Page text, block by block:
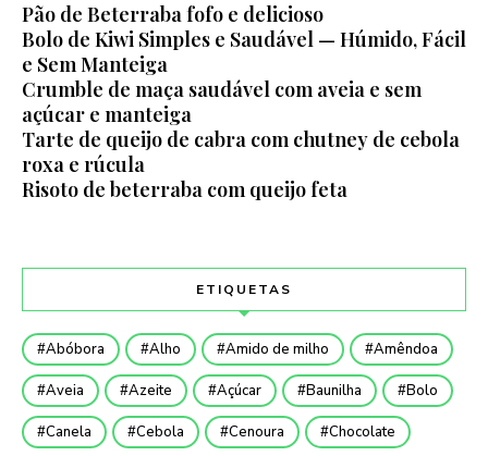
Pão de Beterraba fofo e delicioso
Bolo de Kiwi Simples e Saudável — Húmido, Fácil
e Sem Manteiga
Crumble de maça saudável com aveia e sem
açúcar e manteiga
Tarte de queijo de cabra com chutney de cebola
roxa e rúcula
Risoto de beterraba com queijo feta
ETIQUETAS
Abóbora Alho Amido de milho Amêndoa
Aveia Azeite Açúcar Baunilha Bolo
Canela Cebola Cenoura Chocolate